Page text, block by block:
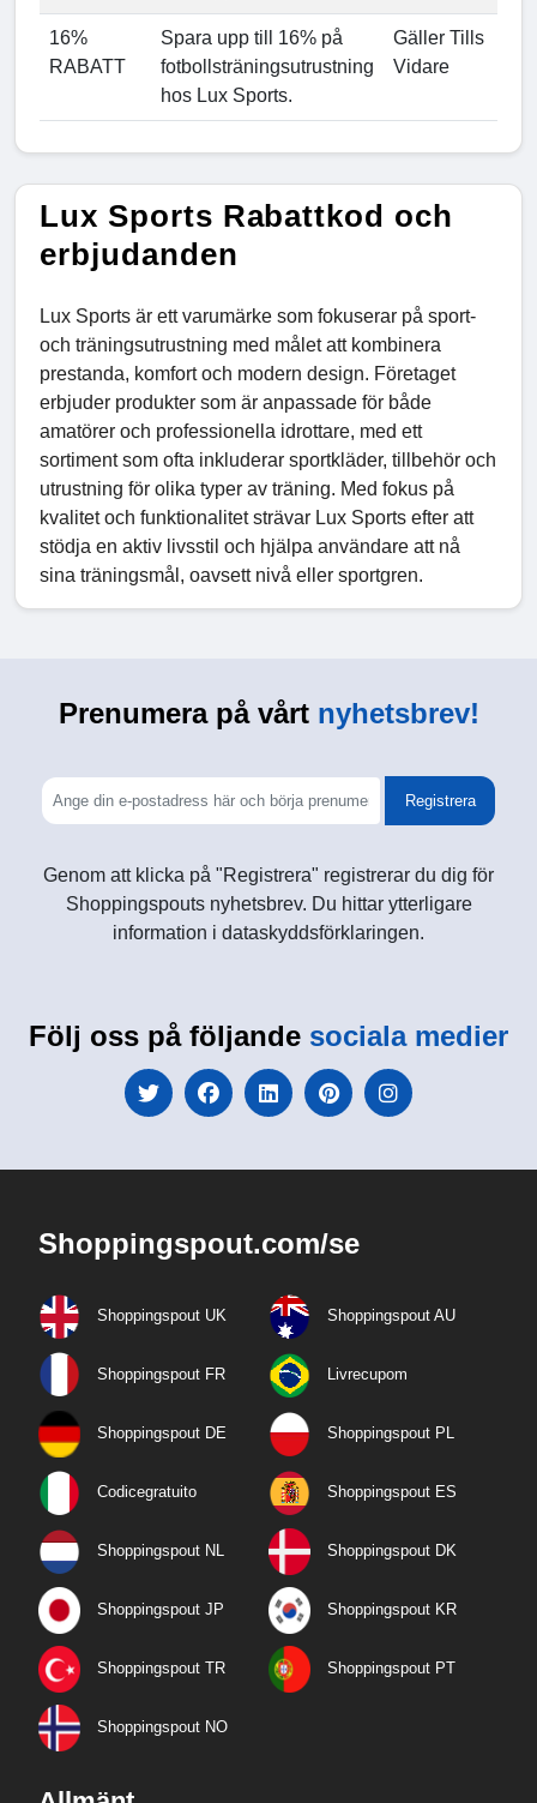
16%
RABATT
Spara upp till 16% på
fotbollsträningsutrustning
hos Lux Sports.
Gäller Tills
Vidare
Lux Sports Rabattkod och
erbjudanden
Lux Sports är ett varumärke som fokuserar på sport-
och träningsutrustning med målet att kombinera
prestanda, komfort och modern design. Företaget
erbjuder produkter som är anpassade för både
amatörer och professionella idrottare, med ett
sortiment som ofta inkluderar sportkläder, tillbehör och
utrustning för olika typer av träning. Med fokus på
kvalitet och funktionalitet strävar Lux Sports efter att
stödja en aktiv livsstil och hjälpa användare att nå
sina träningsmål, oavsett nivå eller sportgren.
Prenumera på vårtnyhetsbrev!
Registrera
Genom att klicka på "Registrera" registrerar du dig för
Shoppingspouts nyhetsbrev. Du hittar ytterligare
information i dataskyddsförklaringen.
Följ oss på följande sociala medier
Shoppingspout.com/se
Shoppingspout UK Shoppingspout AU
Shoppingspout FR Livrecupom
Shoppingspout DE Shoppingspout PL
Codicegratuito Shoppingspout ES
Shoppingspout NL Shoppingspout DK
Shoppingspout JP Shoppingspout KR
Shoppingspout TR Shoppingspout PT
Shoppingspout NO